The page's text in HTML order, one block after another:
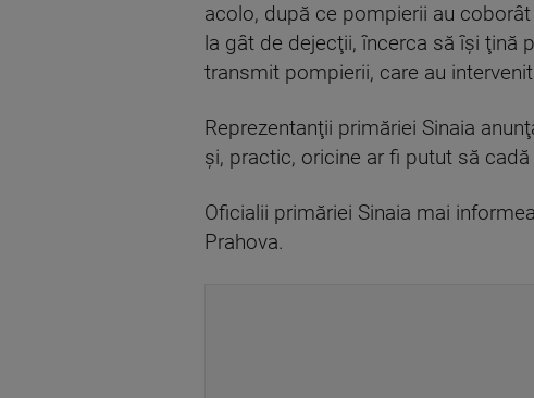
acolo, după ce pompierii au
la gât de dejecţii, încerca să îşi ţină
transmit pompierii, care au
Reprezentanţii primăriei Sinaia
şi, practic, oricine ar fi putut să cadă
Oficialii primăriei Sinaia mai
Prahova.